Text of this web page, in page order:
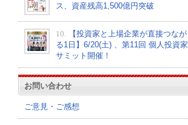
ス、資産残高1,500億円突破
10.
【投資家と上場企業が直接つなが
る1日】6/20(土) 、第11回 個人投資家
サミット開催！
お問い合わせ
ご意見・ご感想